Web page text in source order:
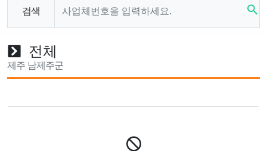
검색 search
전체
제주 남제주군